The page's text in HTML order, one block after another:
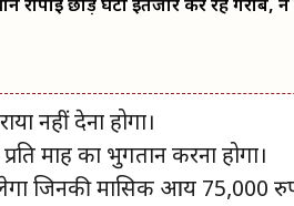
रोपाई छोड़ घंटों इंतजार कर रहे गरीब,
नहीं देना होगा।
माह का भुगतान करना होगा।
जिनकी मासिक आय 75,000